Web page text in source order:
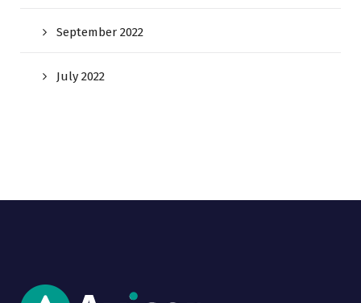
September 2022
July 2022